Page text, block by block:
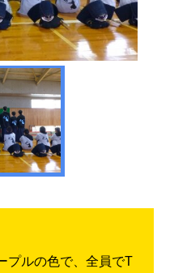
プルの色で、全員でT